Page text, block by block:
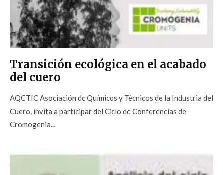
Transición ecológica en el acabado
del cuero
AQCTIC Asociación dc Químicos y Técnicos de la Industria del
Cuero, invita a participar del Ciclo de Conferencias de
Cromogenia...